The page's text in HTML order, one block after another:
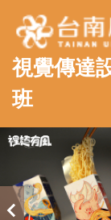
到
要
內
容
區
視覺傳達
班